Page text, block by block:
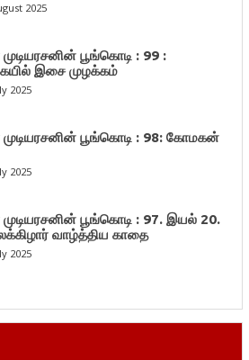
2025
பூங்கொடி : 99 :
இசை முழக்கம்
2025
முடியரசனின் பூங்கொடி : 98: கோமகன்
2025
பூங்கொடி : 97. இயல் 20.
வாழ்த்திய காதை
2025